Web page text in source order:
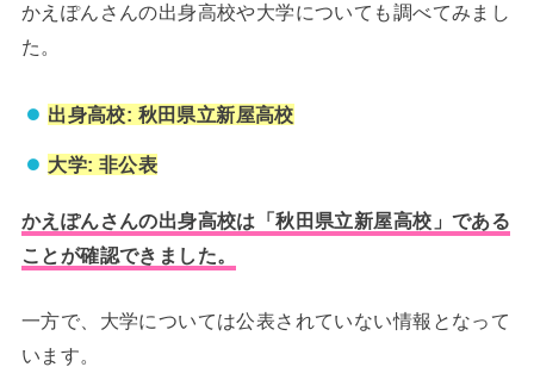
かえぽんさんの出身高校や大学についても調べてみまし
た。
出身高校: 秋田県立新屋高校
大学: 非公表
かえぽんさんの出身高校は「秋田県立新屋高校」である
ことが確認できました。
一方で、大学については公表されていない情報となって
います。